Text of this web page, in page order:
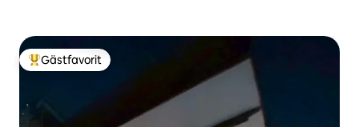
Populär gästfavorit
Gästfavorit